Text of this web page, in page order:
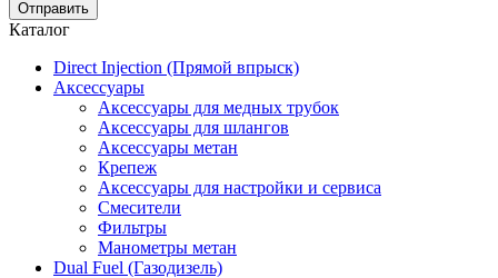
Каталог
Direct Injection (Прямой впрыск)
Аксессуары
Аксессуары для медных трубок
Аксессуары для шлангов
Аксессуары метан
Крепеж
Аксессуары для настройки и сервиса
Смесители
Фильтры
Манометры метан
Dual Fuel (Газодизель)